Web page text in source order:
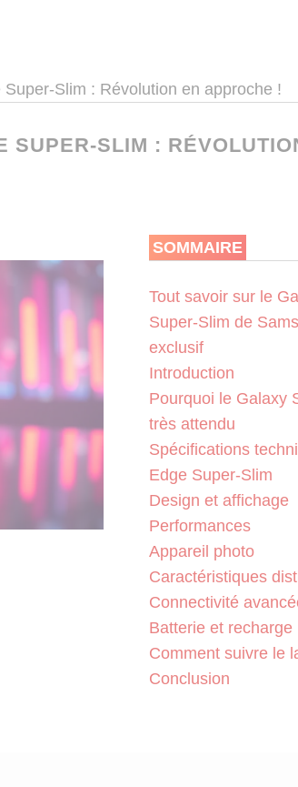
Slim : Révolution en approche !
SUPER-SLIM :
SOMMAIRE
Tout savoir sur le
Super-Slim de
exclusif
Introduction
Pourquoi le Galaxy
très attendu
Spécifications
Edge Super-Slim
Design et affichage
Performances
Appareil photo
Caractéristiques
Connectivité
Batterie et recharge
Comment suivre le
Conclusion